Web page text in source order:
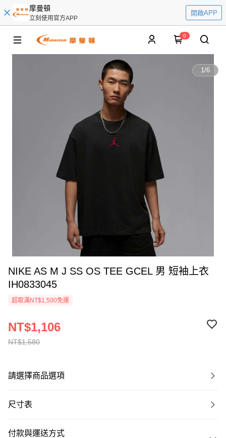
摩曼頓
立刻使用官方APP
開啟APP
0
1/6
NIKE AS M J SS OS TEE GCEL 男 短袖上衣
IH0833045
超取滿NT$1,500免運
NT$1,580
NT$1,106
請選擇商品選項
尺寸表
付款與運送方式